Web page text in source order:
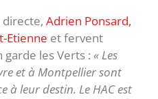
Adrien Ponsard,
Etienne et fervent
les Verts : « Les
et à Montpellier sont
à leur destin. Le HAC est